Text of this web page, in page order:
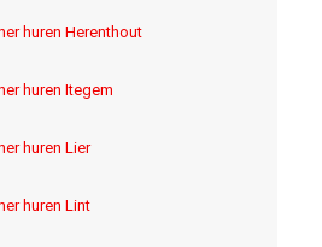
huren Herenthout
huren Itegem
huren Lier
huren Lint